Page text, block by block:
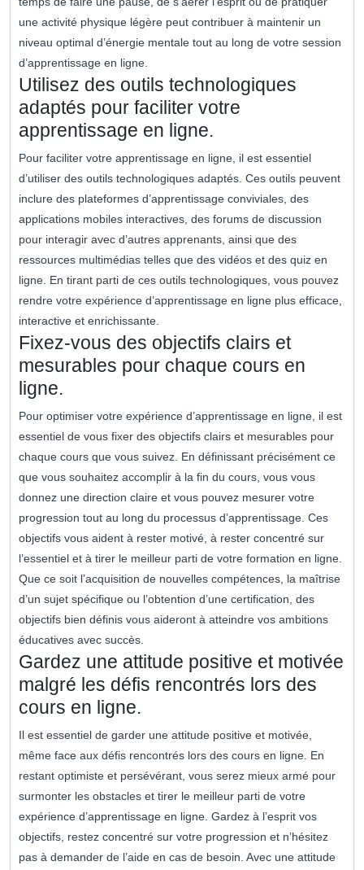
une activité physique légère peut contribuer à maintenir un
niveau optimal d’énergie mentale tout au long de votre session
d’apprentissage en ligne.
Utilisez des outils technologiques
adaptés pour faciliter votre
apprentissage en ligne.
Pour faciliter votre apprentissage en ligne, il est essentiel
d’utiliser des outils technologiques adaptés. Ces outils peuvent
inclure des plateformes d’apprentissage conviviales, des
applications mobiles interactives, des forums de discussion
pour interagir avec d’autres apprenants, ainsi que des
ressources multimédias telles que des vidéos et des quiz en
ligne. En tirant parti de ces outils technologiques, vous pouvez
rendre votre expérience d’apprentissage en ligne plus efficace,
interactive et enrichissante.
Fixez-vous des objectifs clairs et
mesurables pour chaque cours en
ligne.
Pour optimiser votre expérience d’apprentissage en ligne, il est
essentiel de vous fixer des objectifs clairs et mesurables pour
chaque cours que vous suivez. En définissant précisément ce
que vous souhaitez accomplir à la fin du cours, vous vous
donnez une direction claire et vous pouvez mesurer votre
progression tout au long du processus d’apprentissage. Ces
objectifs vous aident à rester motivé, à rester concentré sur
l’essentiel et à tirer le meilleur parti de votre formation en ligne.
Que ce soit l’acquisition de nouvelles compétences, la maîtrise
d’un sujet spécifique ou l’obtention d’une certification, des
objectifs bien définis vous aideront à atteindre vos ambitions
éducatives avec succès.
Gardez une attitude positive et motivée
malgré les défis rencontrés lors des
cours en ligne.
Il est essentiel de garder une attitude positive et motivée,
même face aux défis rencontrés lors des cours en ligne. En
restant optimiste et persévérant, vous serez mieux armé pour
surmonter les obstacles et tirer le meilleur parti de votre
expérience d’apprentissage en ligne. Gardez à l’esprit vos
objectifs, restez concentré sur votre progression et n’hésitez
pas à demander de l’aide en cas de besoin. Avec une attitude